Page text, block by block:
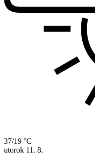
37/19 °C
utorok 11. 8.